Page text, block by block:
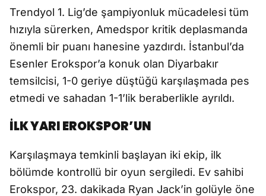
Trendyol 1. Lig’de şampiyonluk mücadelesi tüm
hızıyla sürerken, Amedspor kritik deplasmanda
önemli bir puanı hanesine yazdırdı. İstanbul’da
Esenler Erokspor’a konuk olan Diyarbakır
temsilcisi, 1-0 geriye düştüğü karşılaşmada pes
etmedi ve sahadan 1-1’lik beraberlikle ayrıldı.
İLK YARI EROKSPOR’UN
Karşılaşmaya temkinli başlayan iki ekip, ilk
bölümde kontrollü bir oyun sergiledi. Ev sahibi
Erokspor, 23. dakikada Ryan Jack’in golüyle öne